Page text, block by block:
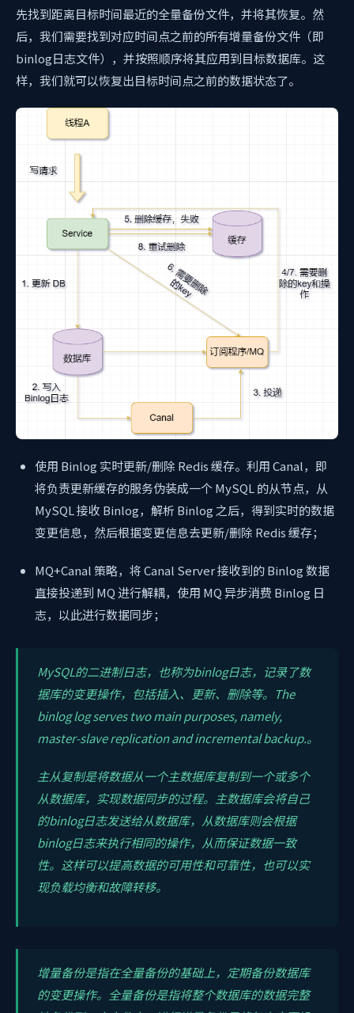
先找到距离目标时间最近的全量备份文件，并将其恢复。然
后，我们需要找到对应时间点之前的所有增量备份文件（即
binlog日志文件），并按照顺序将其应用到目标数据库。这
样，我们就可以恢复出目标时间点之前的数据状态了。
使用 Binlog 实时更新/删除 Redis 缓存。利用 Canal，即
将负责更新缓存的服务伪装成一个 MySQL 的从节点，从
MySQL 接收 Binlog，解析 Binlog 之后，得到实时的数据
变更信息，然后根据变更信息去更新/删除 Redis 缓存；
MQ+Canal 策略，将 Canal Server 接收到的 Binlog 数据
直接投递到 MQ 进行解耦，使用 MQ 异步消费 Binlog 日
志，以此进行数据同步；
MySQL的二进制日志，也称为binlog日志，记录了数
据库的变更操作，包括插入、更新、删除等。The
binlog log serves two main purposes, namely,
master-slave replication and incremental backup.。
主从复制是将数据从一个主数据库复制到一个或多个
从数据库，实现数据同步的过程。主数据库会将自己
的binlog日志发送给从数据库，从数据库则会根据
binlog日志来执行相同的操作，从而保证数据一致
性。这样可以提高数据的可用性和可靠性，也可以实
现负载均衡和故障转移。
增量备份是指在全量备份的基础上，定期备份数据库
的变更操作。全量备份是指将整个数据库的数据完整